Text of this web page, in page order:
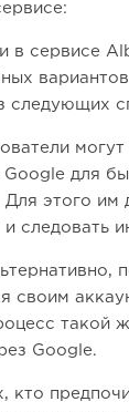
в сервисе
следующих
для
этого им
следовать
своим
такой
Google.
кто